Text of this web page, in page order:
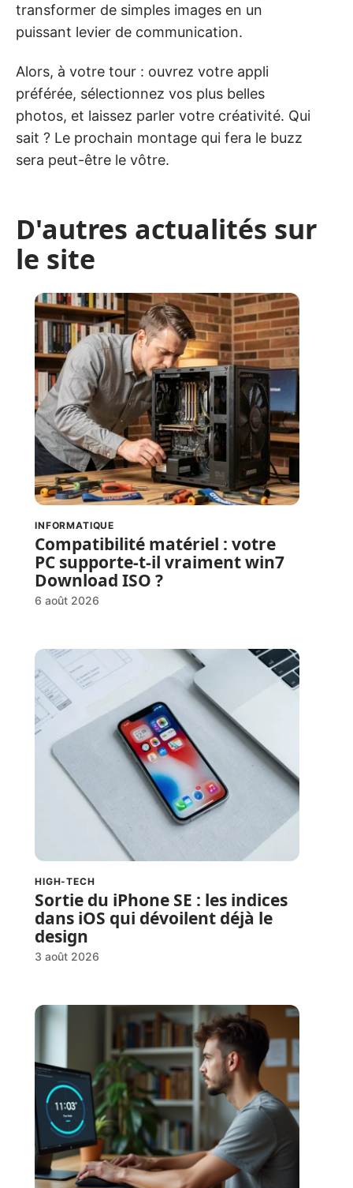
transformer de simples images en un
puissant levier de communication.
Alors, à votre tour : ouvrez votre appli
préférée, sélectionnez vos plus belles
photos, et laissez parler votre créativité. Qui
sait ? Le prochain montage qui fera le buzz
sera peut-être le vôtre.
D'autres actualités sur
le site
INFORMATIQUE
Compatibilité matériel : votre
PC supporte-t-il vraiment win7
Download ISO ?
6 août 2026
HIGH-TECH
Sortie du iPhone SE : les indices
dans iOS qui dévoilent déjà le
design
3 août 2026